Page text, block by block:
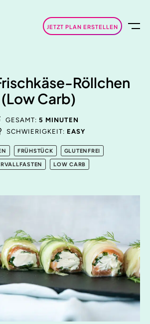
JETZT PLAN ERSTELLEN
Röllchen
(Low Carb)
GESAMT: 5 MINUTEN
SCHWIERIGKEIT: EASY
FRÜHSTÜCK GLUTENFREI
LOW CARB